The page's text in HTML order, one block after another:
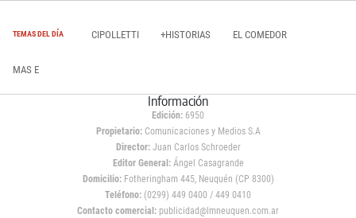
TEMAS DEL DÍA CIPOLLETTI +HISTORIAS EL COMEDOR
MAS E
Información
Edición: 6950
Propietario:Comunicaciones y Medios S.A
Director: Juan Carlos Schroeder
Editor General:Ángel Casagrande
Domicilio:Fotheringham 445, Neuquén (CP 8300)
Teléfono: (0299) 449 0400 / 449 0410
Contacto comercial: publicidad@lmneuquen.com.ar